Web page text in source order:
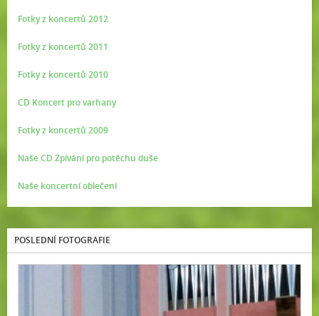
Fotky z koncertů 2012
Fotky z koncertů 2011
Fotky z koncertů 2010
CD Koncert pro varhany
Fotky z koncertů 2009
Naše CD Zpívání pro potěchu duše
Naše koncertní oblečení
POSLEDNÍ FOTOGRAFIE